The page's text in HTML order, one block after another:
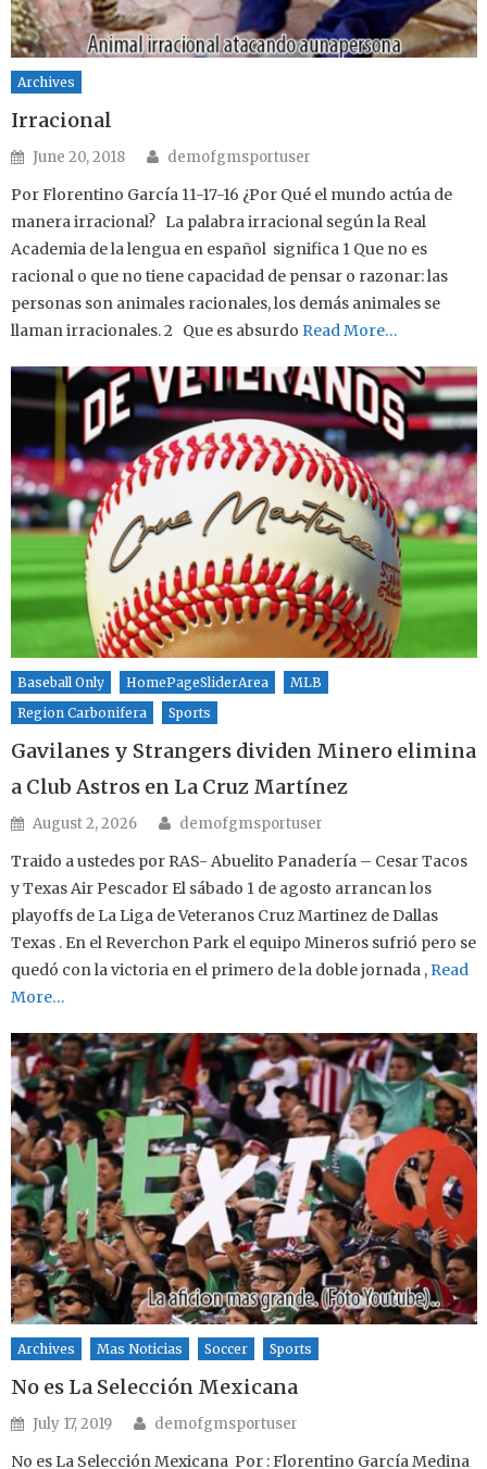
Archives
Irracional
Posted on
June 20, 2018 Author
demofgmsportuser
Por Florentino García 11-17-16 ¿Por Qué el mundo actúa de
manera irracional? La palabra irracional según la Real
Academia de la lengua en español significa 1 Que no es
racional o que no tiene capacidad de pensar o razonar: las
personas son animales racionales, los demás animales se
llaman irracionales. 2 Que es absurdo Read More…
Baseball Only HomePageSliderArea
MLB
Region Carbonifera
Sports
Gavilanes y Strangers dividen Minero elimina
a Club Astros en La Cruz Martínez
Posted on
August 2, 2026 Author
demofgmsportuser
Traido a ustedes por RAS- Abuelito Panadería – Cesar Tacos
y Texas Air Pescador El sábado 1 de agosto arrancan los
playoffs de La Liga de Veteranos Cruz Martinez de Dallas
Texas . En el Reverchon Park el equipo Mineros sufrió pero se
quedó con la victoria en el primero de la doble jornada , Read
More…
Archives Mas Noticias Soccer Sports
No es La Selección Mexicana
Posted on
July 17, 2019 Author
demofgmsportuser
No es La Selección Mexicana Por : Florentino García Medina